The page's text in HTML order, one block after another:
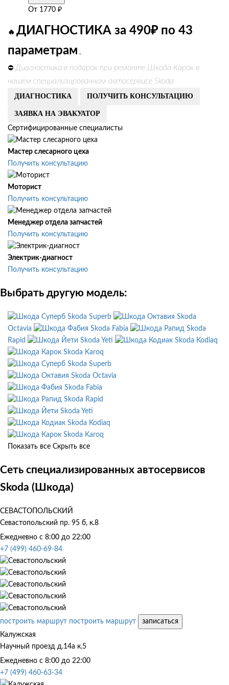
От 1770 ₽
🔥 ДИАГНОСТИКА за 490₽ по 43
параметрам .
⛔ Диагностика в подарок при ремонте Шкода Карок в
нашем специализированном автосервисе Skoda
ДИАГНОСТИКА ПОЛУЧИТЬ КОНСУЛЬТАЦИЮ
ЗАЯВКА НА ЭВАКУАТОР
Сертифицированные специалисты
Мастер слесарного цеха
Получить консультацию
Моторист
Получить консультацию
Менеджер отдела запчастей
Получить консультацию
Электрик-диагност
Получить консультацию
Выбрать другую модель:
Skoda Superb
Skoda
Octavia
Skoda Fabia
Skoda
Rapid
Skoda Yeti
Skoda Kodiaq
Skoda Karoq
Skoda Superb
Skoda Octavia
Skoda Fabia
Skoda Rapid
Skoda Yeti
Skoda Kodiaq
Skoda Karoq
Показать все Скрыть все
Сеть специализированных автосервисов
Skoda (Шкода)
СЕВАСТОПОЛЬСКИЙ
Севастопольский пр. 95 б, к.8
Ежедневно с 8:00 до 22:00
+7 (499) 460-69-84
построить маршрут построить маршрут
записаться
Калужская
Научный проезд д.14а к.5
Ежедневно с 8:00 до 22:00
+7 (499) 460-63-34